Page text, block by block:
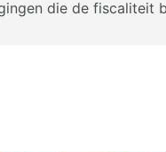
die de fiscaliteit